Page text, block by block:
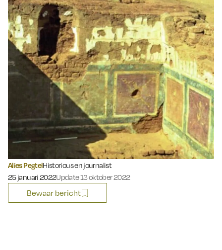
Zoek
Alies PegtelHistoricus en journalist
Gepubliceerd op:
25 januari 2022Update 13 oktober 2022
Bewaar bericht